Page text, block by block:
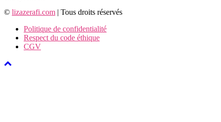
© lizazerafi.com | Tous droits réservés
Politique de confidentialité
Respect du code éthique
CGV